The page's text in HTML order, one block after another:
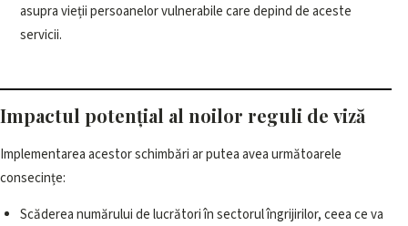
asupra vieții persoanelor vulnerabile care depind de aceste
servicii.
Impactul potențial al noilor reguli de viză
Implementarea acestor schimbări ar putea avea următoarele
consecințe:
Scăderea numărului de lucrători în sectorul îngrijirilor, ceea ce va